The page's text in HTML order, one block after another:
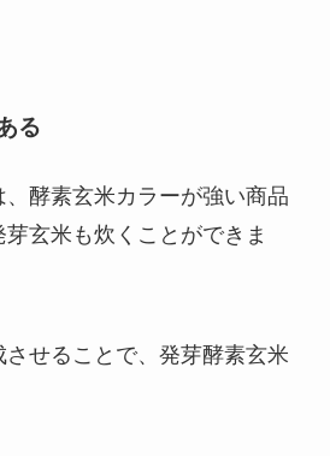
る
酵素玄米カラーが強い商品
玄米も炊くことができま
せることで、発芽酵素玄米